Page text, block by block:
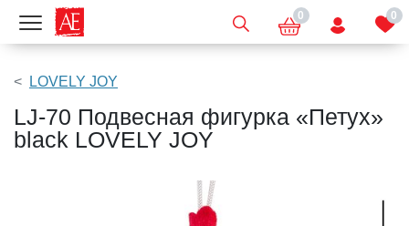
Показать меню 0 0
LOVELY JOY
LJ-70 Подвесная фигурка «Петух»
black LOVELY JOY